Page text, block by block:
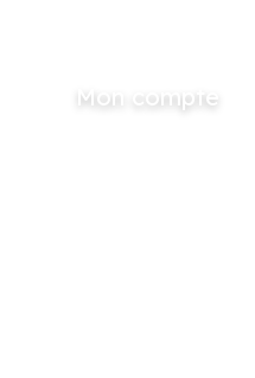
Mon compte